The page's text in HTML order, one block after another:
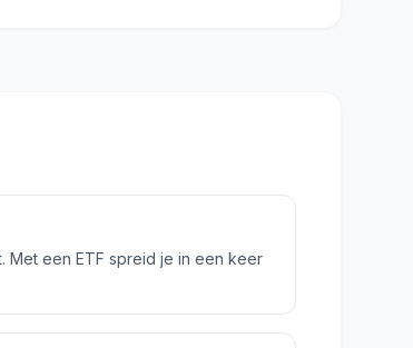
een ETF spreid je in een keer